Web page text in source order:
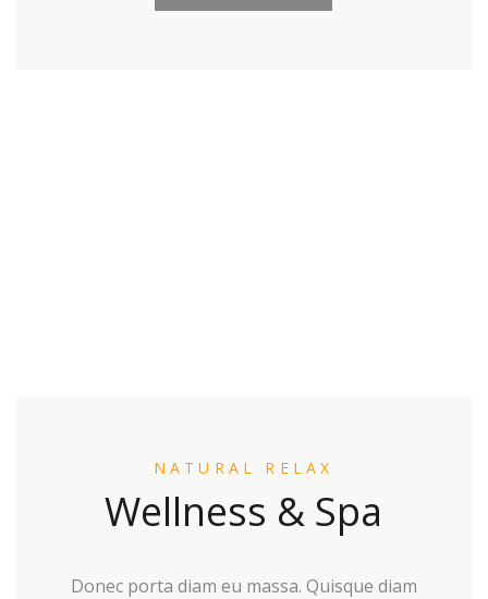
NATURAL RELAX
Wellness & Spa
Donec porta diam eu massa. Quisque diam